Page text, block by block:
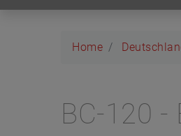
Home
BC-120 -